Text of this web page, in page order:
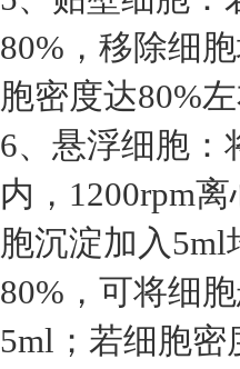
80%，移除细
胞密度达80%
6、悬浮细胞：
内，1200rpm
胞沉淀加入
80%，可将细
5ml；若细胞密